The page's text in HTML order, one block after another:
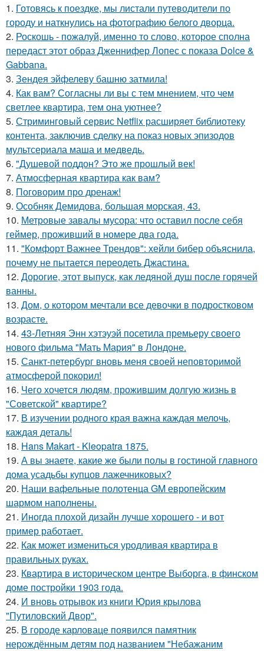
1. Готовясь к поездке, мы листали путеводители по
городу и наткнулись на фотографию белого дворца.
2. Роскошь - пожалуй, именно то слово, которое сполна
передаст этот образ Дженнифер Лопес с показа Dolce &
Gabbana.
3. Зендея эйфелеву башню затмила!
4. Как вам? Согласны ли вы с тем мнением, что чем
светлее квартира, тем она уютнее?
5. Стриминговый сервис Netflix расширяет библиотеку
контента, заключив сделку на показ новых эпизодов
мультсериала маша и медведь.
6. "Душевой поддон? Это же прошлый век!
7. Атмосферная квартира как вам?
8. Поговорим про дренаж!
9. Особняк Демидова, большая морская, 43.
10. Метровые завалы мусора: что оставил после себя
геймер, проживший в номере два года.
11. "Комфорт Важнее Трендов": хейли бибер объяснила,
почему не пытается переодеть Джастина.
12. Дорогие, этот выпуск, как ледяной душ после горячей
ванны.
13. Дом, о котором мечтали все девочки в подростковом
возрасте.
14. 43-Летняя Энн хэтэуэй посетила премьеру своего
нового фильма "Мать Мария" в Лондоне.
15. Санкт-петербург вновь меня своей неповторимой
атмосферой покорил!
16. Чего хочется людям, прожившим долгую жизнь в
"Советской" квартире?
17. В изучении родного края важна каждая мелочь,
каждая деталь!
18. Hans Makart - Kleopatra 1875.
19. А вы знаете, какие же были полы в гостиной главного
дома усадьбы купцов лажечниковых?
20. Наши вафельные полотенца GM европейским
шармом наполнены.
21. Иногда плохой дизайн лучше хорошего - и вот
пример работает.
22. Как может измениться уродливая квартира в
правильных руках.
23. Квартира в историческом центре Выборга, в финском
доме постройки 1903 года.
24. И вновь отрывок из книги Юрия крылова
"Путиловский Двор".
25. В городе карловаце появился памятник
нерождённым детям под названием "Небажаним